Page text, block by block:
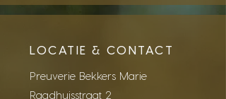
LOCATIE & CONTACT
Preuverie Bekkers Marie
Raadhuisstraat 2